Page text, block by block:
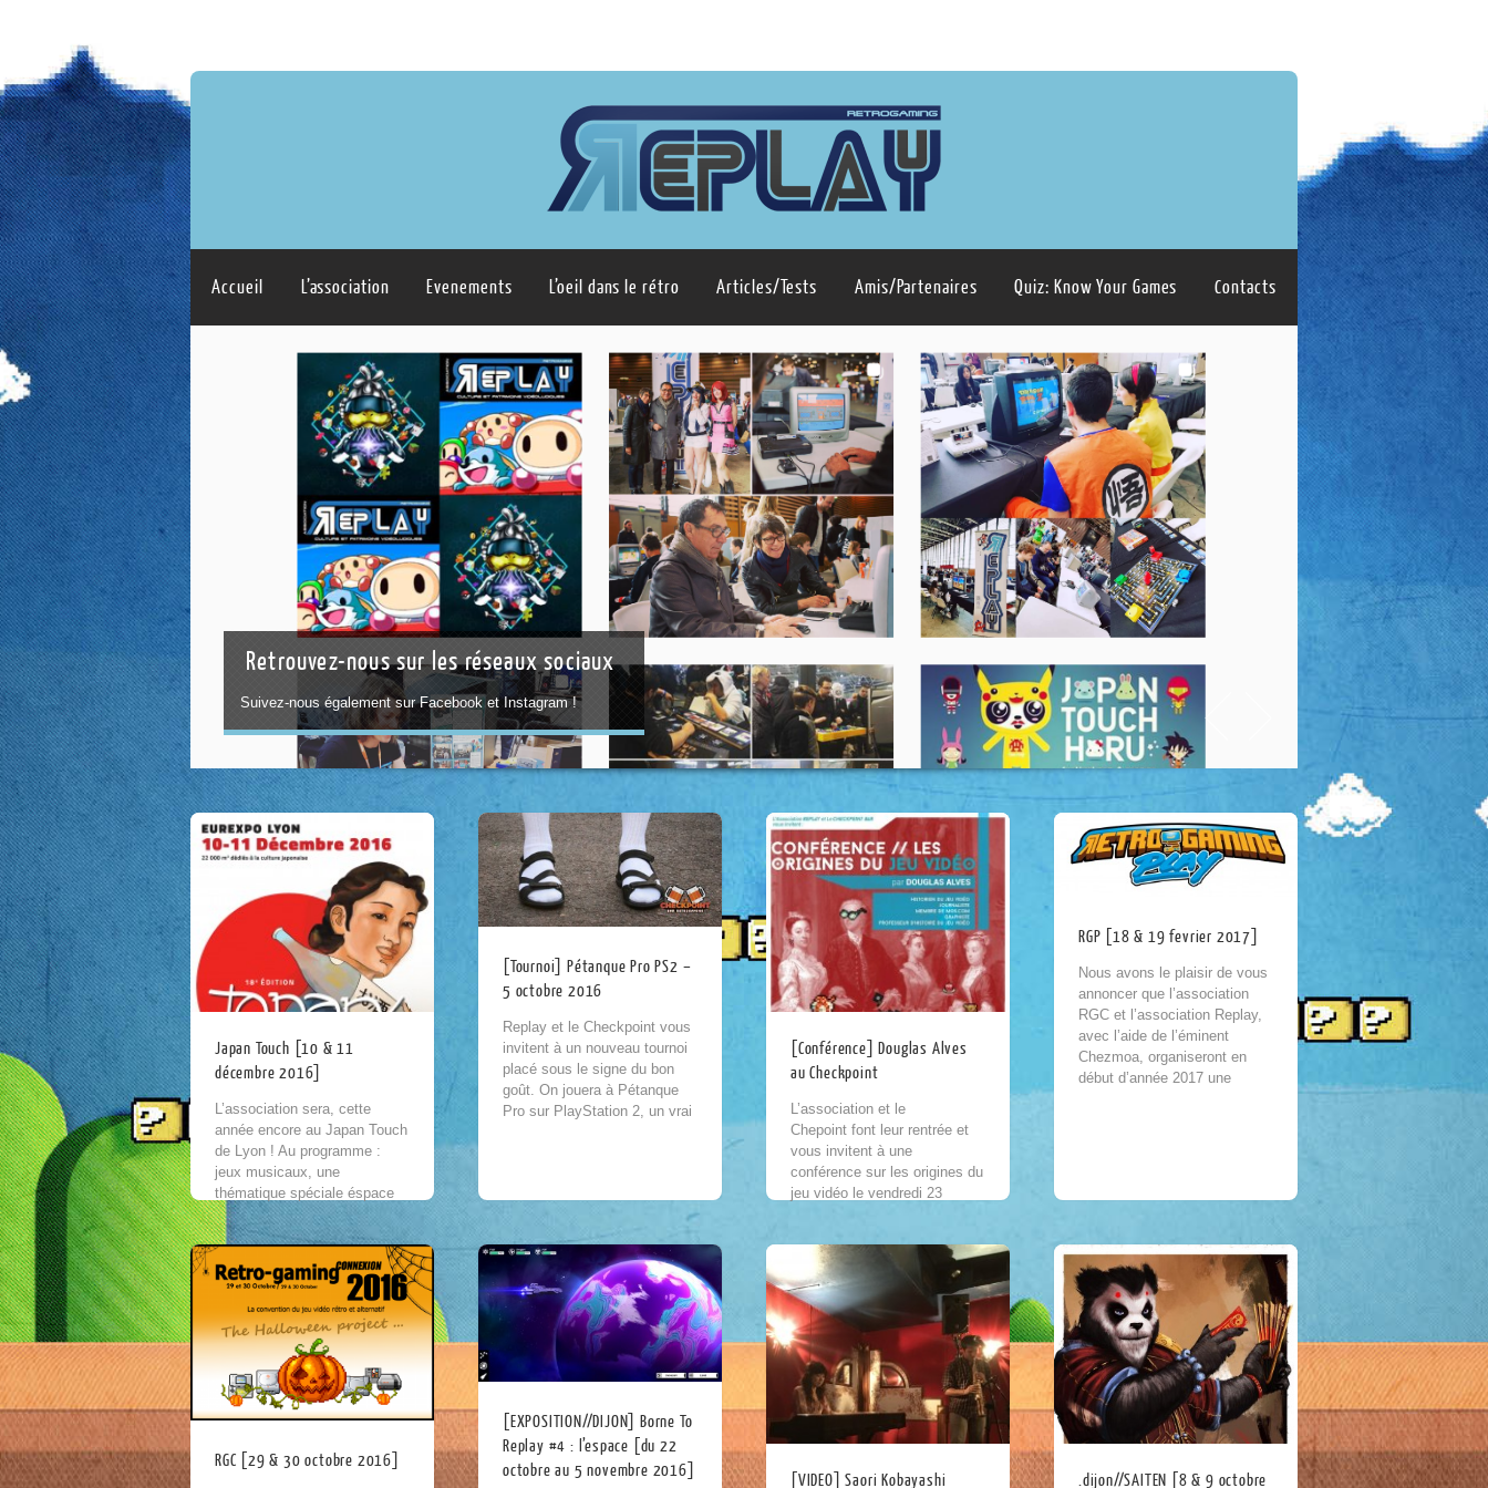
Accueil L’association Evenements L’oeil dans le rétro Articles/Tests Amis/Partenaires Quiz: Know Your Games Contacts
Retrouvez-nous sur les réseaux sociaux
Suivez-nous également sur Facebook et Instagram !
Japan Touch [10 & 11
décembre 2016]
L’association sera, cette
année encore au Japan Touch
de Lyon ! Au programme :
jeux musicaux, une
thématique spéciale éspace
et plein d’autres surpises…
Rendez-vous au au parc des
[Tournoi] Pétanque Pro PS2 –
5 octobre 2016
Replay et le Checkpoint vous
invitent à un nouveau tournoi
placé sous le signe du bon
goût. On jouera à Pétanque
Pro sur PlayStation 2, un vrai
[Conférence] Douglas Alves
au Checkpoint
L’association et le
Chepoint font leur rentrée et
vous invitent à une
conférence sur les origines du
jeu vidéo le vendredi 23
Alves,...
RGP [18 & 19 fevrier 2017]
Nous avons le plaisir de vous
annoncer que l’association
RGC et l’association Replay,
avec l’aide de l’éminent
Chezmoa, organiseront en
début d’année 2017 une
RGC [29 & 30 octobre 2016]
[EXPOSITION//DIJON] Borne To
Replay #4 : l’espace [du 22
octobre au 5 novembre 2016]
[VIDEO] Saori Kobayashi .dijon//SAITEN [8 & 9 octobre